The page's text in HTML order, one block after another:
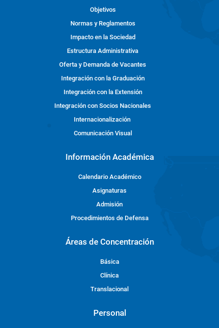
Objetivos
Normas y Reglamentos
Impacto en la Sociedad
Estructura Administrativa
Oferta y Demanda de Vacantes
Integración con la Graduación
Integración con la Extensión
Integración con Socios Nacionales
Internacionalización
Comunicación Visual
Información Académica
Calendario Académico
Asignaturas
Admisión
Procedimientos de Defensa
Áreas de Concentración
Básica
Clínica
Translacional
Personal